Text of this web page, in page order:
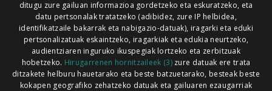
Xorroxin irratia | Lesaka | T. 948638288
Codesyntaxek garatua
ditugu zure gailuan informazioa gordetzeko eta eskuratzeko, eta
datu pertsonalak tratatzeko (adibidez, zure IP helbidea,
identifikatzaile bakarrak eta nabigazio-datuak), iragarki eta eduki
pertsonalizatuak eskaintzeko, iragarkiak eta edukia neurtzeko,
audientziaren inguruko ikuspegiak lortzeko eta zerbitzuak
hobetzeko. Hirugarrenen hornitzaileek (3)zure datuak ere trata
ditzakete helburu hauetarako eta beste batzuetarako, besteak beste
kokapen geografiko zehatzeko datuak eta gailuaren ezaugarriak